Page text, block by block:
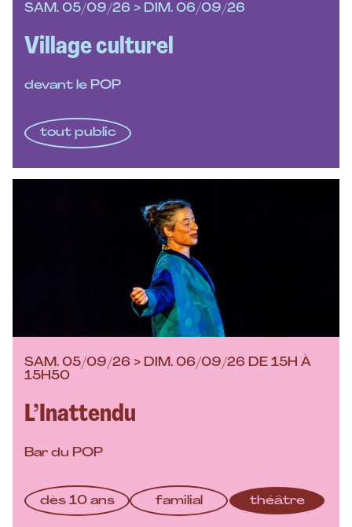
SAM. 05/09/26 > DIM. 06/09/26
Village culturel
devant le POP
tout public
SAM. 05/09/26 > DIM. 06/09/26 DE 15H À
15H50
L’Inattendu
Bar du POP
dès 10 ans familial théâtre